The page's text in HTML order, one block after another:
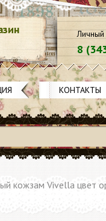
Личный
8
КОНТАКТЫ
кожзам Vivella цвет